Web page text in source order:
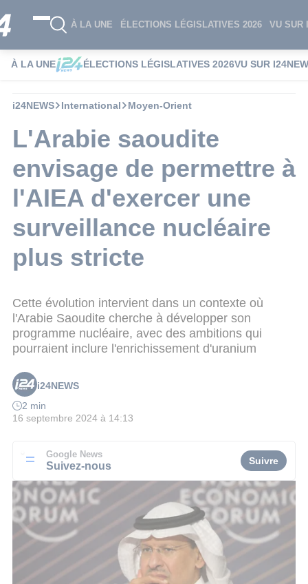
À LA UNE ÉLECTIONS LÉGISLATIVES 2026 VU SUR
À LA UNE ÉLECTIONS LÉGISLATIVES 2026VU SUR
i24NEWS International Moyen-Orient
L'Arabie saoudite
envisage de permettre à
l'AIEA d'exercer une
surveillance nucléaire
plus stricte
Cette évolution intervient dans un contexte où
l'Arabie Saoudite cherche à développer son
programme nucléaire, avec des ambitions qui
pourraient inclure l'enrichissement d'uranium
i24NEWS
2 min
16 septembre 2024 à 14:13
Google News
Suivez-nous Suivre